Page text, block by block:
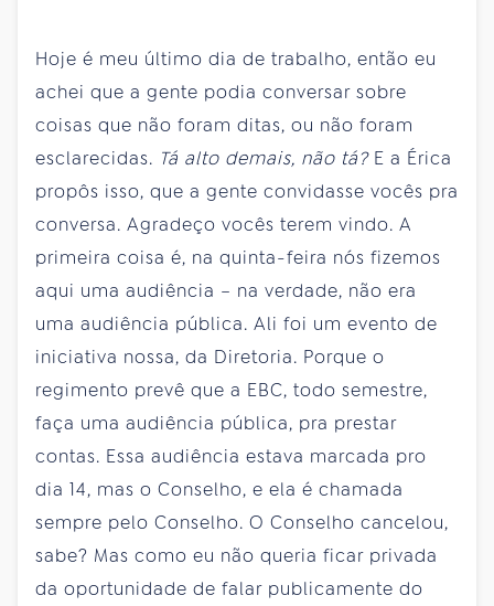
Hoje é meu último dia de trabalho, então eu
achei que a gente podia conversar sobre
coisas que não foram ditas, ou não foram
esclarecidas. Tá alto demais, não tá? E a Érica
propôs isso, que a gente convidasse vocês pra
conversa. Agradeço vocês terem vindo. A
primeira coisa é, na quinta-feira nós fizemos
aqui uma audiência – na verdade, não era
uma audiência pública. Ali foi um evento de
iniciativa nossa, da Diretoria. Porque o
regimento prevê que a EBC, todo semestre,
faça uma audiência pública, pra prestar
contas. Essa audiência estava marcada pro
dia 14, mas o Conselho, e ela é chamada
sempre pelo Conselho. O Conselho cancelou,
sabe? Mas como eu não queria ficar privada
da oportunidade de falar publicamente do